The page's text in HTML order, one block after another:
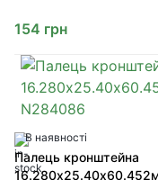
154 грн
В наявності
Палець кронштейна